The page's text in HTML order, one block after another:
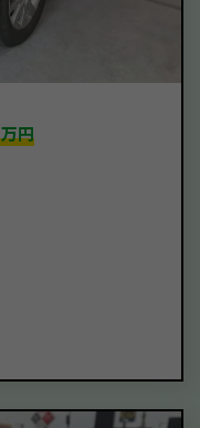
万円